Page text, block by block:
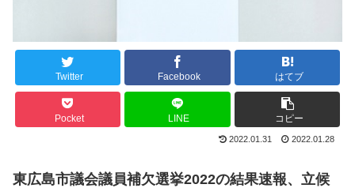
Twitter Facebook はてブ
Pocket LINE コピー
2022.01.31 2022.01.28
東広島市議会議員補欠選挙2022の結果速報、立候